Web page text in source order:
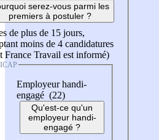
serez-vous parmi les
premiers à postuler ?
de plus de 15 jours,
moins de 4 candidatures
France Travail est informé)
Employeur handi-
engagé (22)
Qu'est-ce qu'un
employeur handi-
engagé ?